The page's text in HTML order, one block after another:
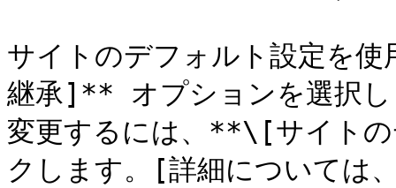
サイトのデフォルト設定を
継承]** オプションを選択し
変更するには、**\[サイト
クします。[詳細については